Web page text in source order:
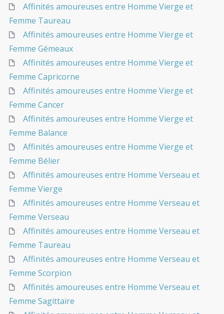
Affinités amoureuses entre Homme Vierge et
Femme Taureau
Affinités amoureuses entre Homme Vierge et
Femme Gémeaux
Affinités amoureuses entre Homme Vierge et
Femme Capricorne
Affinités amoureuses entre Homme Vierge et
Femme Cancer
Affinités amoureuses entre Homme Vierge et
Femme Balance
Affinités amoureuses entre Homme Vierge et
Femme Bélier
Affinités amoureuses entre Homme Verseau et
Femme Vierge
Affinités amoureuses entre Homme Verseau et
Femme Verseau
Affinités amoureuses entre Homme Verseau et
Femme Taureau
Affinités amoureuses entre Homme Verseau et
Femme Scorpion
Affinités amoureuses entre Homme Verseau et
Femme Sagittaire